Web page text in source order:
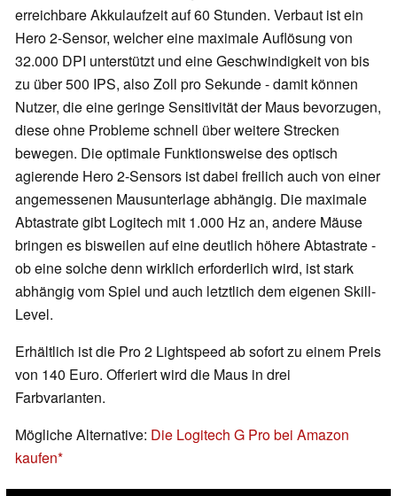
erreichbare Akkulaufzeit auf 60 Stunden. Verbaut ist ein
Hero 2-Sensor, welcher eine maximale Auflösung von
32.000 DPI unterstützt und eine Geschwindigkeit von bis
zu über 500 IPS, also Zoll pro Sekunde - damit können
Nutzer, die eine geringe Sensitivität der Maus bevorzugen,
diese ohne Probleme schnell über weitere Strecken
bewegen. Die optimale Funktionsweise des optisch
agierende Hero 2-Sensors ist dabei freilich auch von einer
angemessenen Mausunterlage abhängig. Die maximale
Abtastrate gibt Logitech mit 1.000 Hz an, andere Mäuse
bringen es bisweilen auf eine deutlich höhere Abtastrate -
ob eine solche denn wirklich erforderlich wird, ist stark
abhängig vom Spiel und auch letztlich dem eigenen Skill-
Level.
Erhältlich ist die Pro 2 Lightspeed ab sofort zu einem Preis
von 140 Euro. Offeriert wird die Maus in drei
Farbvarianten.
Mögliche Alternative: Die Logitech G Pro bei Amazon
kaufen